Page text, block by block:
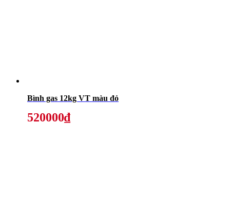
Bình gas 12kg VT màu đỏ
520000₫